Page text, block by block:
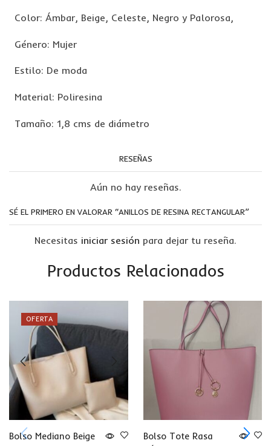
Color: Ámbar, Beige, Celeste, Negro y Palorosa,
Género: Mujer
Estilo: De moda
Material: Poliresina
Tamaño: 1,8 cms de diámetro
RESEÑAS
Aún no hay reseñas.
SÉ EL PRIMERO EN VALORAR “ANILLOS DE RESINA RECTANGULAR”
Necesitas iniciar sesión para dejar tu reseña.
Productos Relacionados
OFERTA
Bolso Mediano Beige
Bolso Tote Rasa